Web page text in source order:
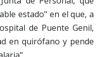
estado" en el que, a
de Puente Genil,
en quirófano y pende